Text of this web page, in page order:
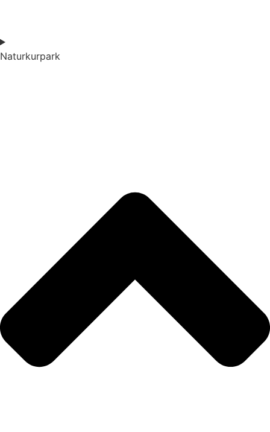
Naturkurpark